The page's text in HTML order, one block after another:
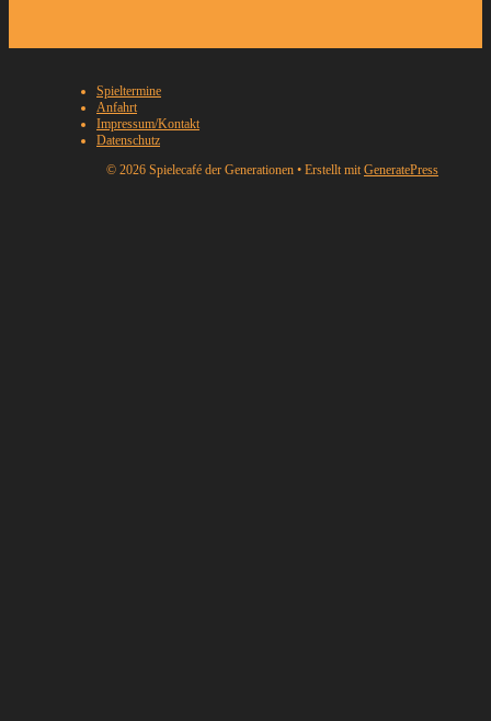
Spieltermine
Anfahrt
Impressum/Kontakt
Datenschutz
© 2026 Spielecafé der Generationen • Erstellt mit GeneratePress